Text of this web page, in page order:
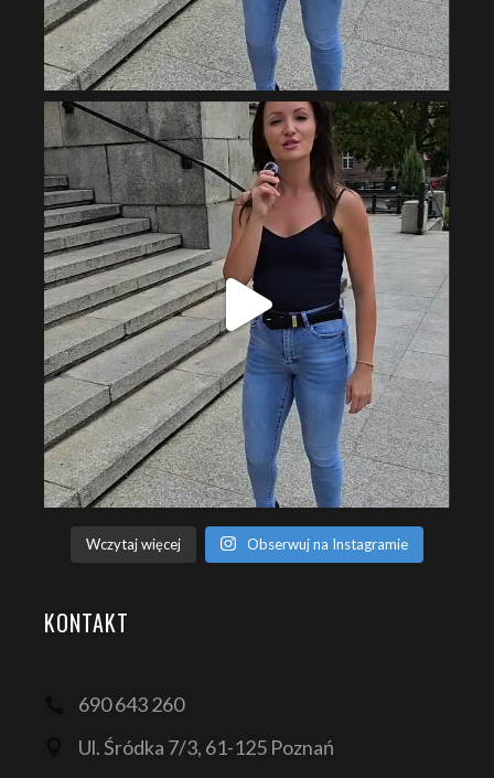
Wczytaj więcej Obserwuj na Instagramie
KONTAKT
690 643 260
Ul. Śródka 7/3, 61-125 Poznań